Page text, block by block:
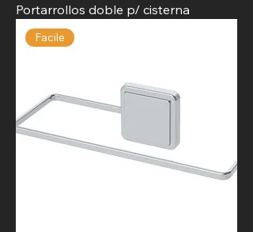
Portarrollos doble p/ cisterna
Facile